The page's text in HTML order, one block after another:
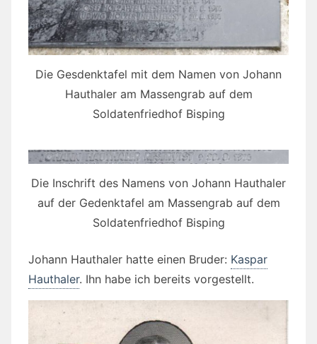
Die Gesdenktafel mit dem Namen von Johann
Hauthaler am Massengrab auf dem
Soldatenfriedhof Bisping
Die Inschrift des Namens von Johann Hauthaler
auf der Gedenktafel am Massengrab auf dem
Soldatenfriedhof Bisping
Johann Hauthaler hatte einen Bruder: Kaspar
Hauthaler. Ihn habe ich bereits vorgestellt.